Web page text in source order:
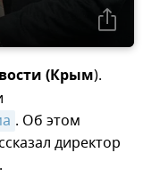
(Крым).
. Об этом
директор